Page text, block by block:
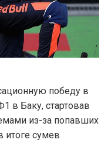
победу в
в Баку, стартовав
из-за попавших
итоге сумев